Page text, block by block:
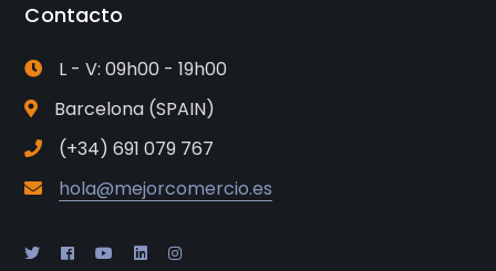
Contacto
L - V: 09h00 - 19h00
Barcelona (SPAIN)
(+34) 691 079 767
hola@mejorcomercio.es